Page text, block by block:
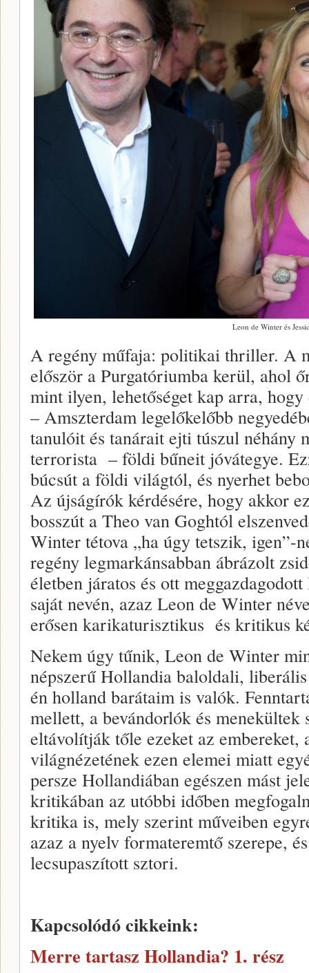
Leon de Winter és
A regény műfaja: politikai thriller. A
először a Purgatóriumba kerül, ahol
mint ilyen, lehetőséget kap arra,
– Amszterdam legelőkelőbb
tanulóit és tanárait ejti túszul néhány
terrorista – földi bűneit jóvátegye.
búcsút a földi világtól, és nyerhet
Az újságírók kérdésére, hogy akkor
bosszút a Theo van Goghtól
Winter tétova „ha úgy tetszik, igen”-
regény legmarkánsabban ábrázolt
életben járatos és ott
saját nevén, azaz Leon de Winter
erősen karikaturisztikus és kritikus
Nekem úgy tűnik, Leon de Winter
népszerű Hollandia baloldali,
én holland barátaim is valók.
mellett, a bevándorlók és menekültek
eltávolítják tőle ezeket az
világnézetének ezen elemei miatt
persze Hollandiában egészen mást
kritikában az utóbbi időben
kritika is, mely szerint műveiben
azaz a nyelv formateremtő szerepe,
lecsupaszított sztori.
Kapcsolódó cikkeink:
Merre tartasz Hollandia? 1. rész